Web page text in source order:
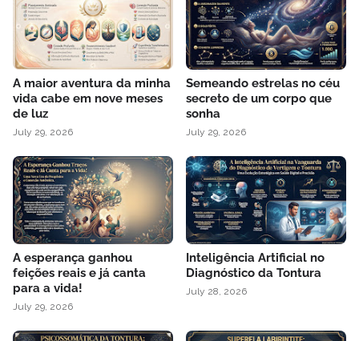
A maior aventura da minha
vida cabe em nove meses
de luz
July 29, 2026
Semeando estrelas no céu
secreto de um corpo que
sonha
July 29, 2026
A esperança ganhou
feições reais e já canta
para a vida!
July 29, 2026
Inteligência Artificial no
Diagnóstico da Tontura
July 28, 2026